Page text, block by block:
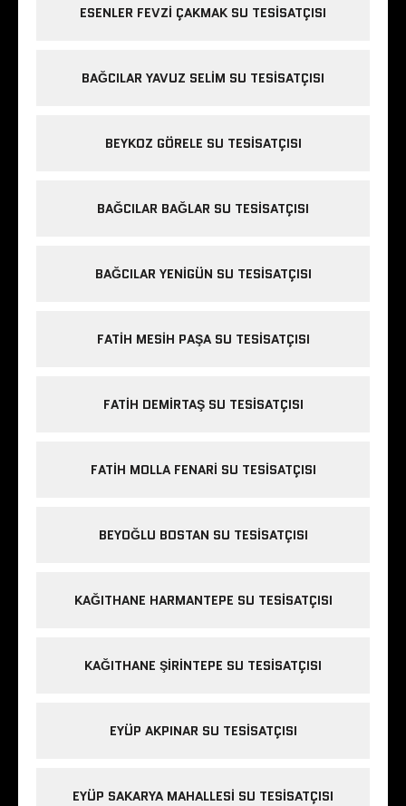
ESENLER FEVZI ÇAKMAK SU TESISATÇISI
BAĞCILAR YAVUZ SELIM SU TESISATÇISI
BEYKOZ GÖRELE SU TESISATÇISI
BAĞCILAR BAĞLAR SU TESISATÇISI
BAĞCILAR YENIGÜN SU TESISATÇISI
FATIH MESIH PAŞA SU TESISATÇISI
FATIH DEMIRTAŞ SU TESISATÇISI
FATIH MOLLA FENARI SU TESISATÇISI
BEYOĞLU BOSTAN SU TESISATÇISI
KAĞITHANE HARMANTEPE SU TESISATÇISI
KAĞITHANE ŞIRINTEPE SU TESISATÇISI
EYÜP AKPINAR SU TESISATÇISI
EYÜP SAKARYA MAHALLESI SU TESISATÇISI